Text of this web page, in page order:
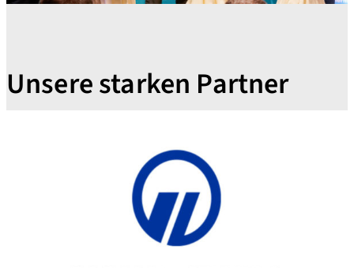
Unsere starken Partner